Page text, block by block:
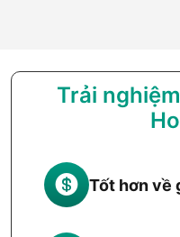
Trải
Tốt hơn về